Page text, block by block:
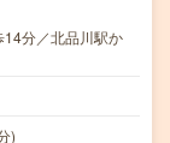
分／北品川駅か
)